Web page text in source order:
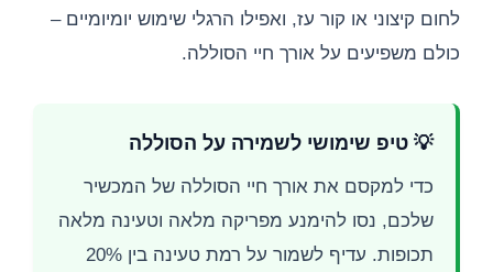
לחום קיצוני או קור עז, ואפילו הרגלי שימוש יומיומיים –
כולם משפיעים על אורך חיי הסוללה.
💡 טיפ שימושי לשמירה על הסוללה
כדי למקסם את אורך חיי הסוללה של המכשיר
שלכם, נסו להימנע מפריקה מלאה וטעינה מלאה
תכופות. עדיף לשמור על רמת טעינה בין 20%